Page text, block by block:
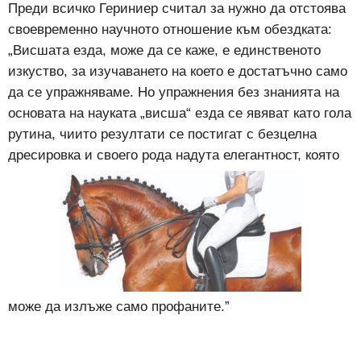
Преди всичко Гериниер считал за нужно да отстоява
своевременно научното отношение към обездката:
„Висшата езда, може да се каже, е единственото
изкуство, за изучаването на което е достатъчно само
да се упражняваме. Но упражнения без знанията на
основата на науката „висша“ езда се явяват като гола
рутина, чиито резултати се постигат с безцелна
дресировка и своего рода надута елегантност, която
може да излъже само профаните.”